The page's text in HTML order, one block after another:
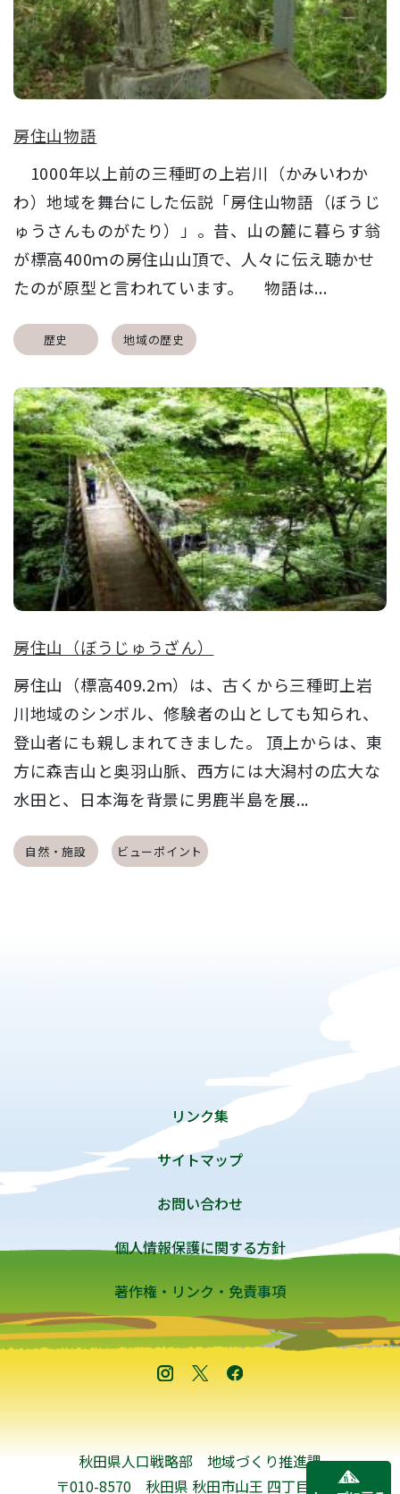
房住山物語
1000年以上前の三種町の上岩川（かみいわか
わ）地域を舞台にした伝説「房住山物語（ぼうじ
ゅうさんものがたり）」。昔、山の麓に暮らす翁
が標高400ｍの房住山山頂で、人々に伝え聴かせ
たのが原型と言われています。 物語は...
歴史 地域の歴史
房住山（ぼうじゅうざん）
房住山（標高409.2ｍ）は、古くから三種町上岩
川地域のシンボル、修験者の山としても知られ、
登山者にも親しまれてきました。 頂上からは、東
方に森吉山と奥羽山脈、西方には大潟村の広大な
水田と、日本海を背景に男鹿半島を展...
自然・施設 ビューポイント
リンク集
サイトマップ
お問い合わせ
個人情報保護に関する方針
著作権・リンク・免責事項
秋田県人口戦略部 地域づくり推進課
〒010-8570 秋田県 秋田市山王 四丁目1-1